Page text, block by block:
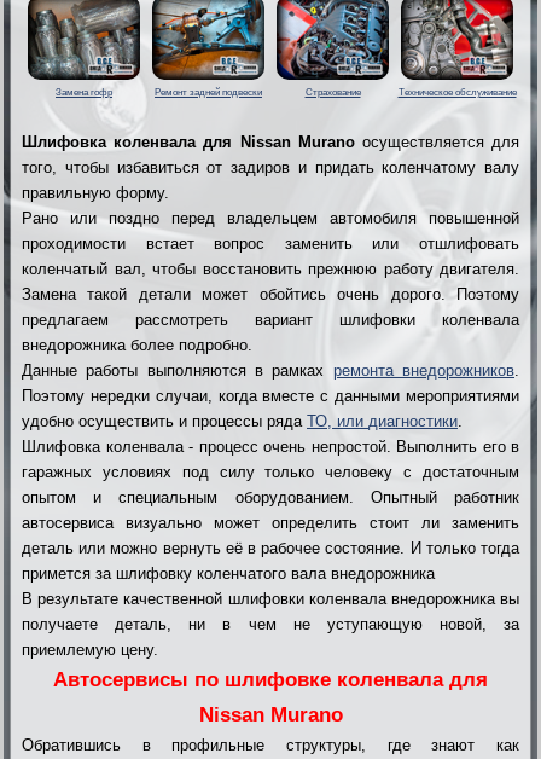
Замена гофр Ремонт задней подвески Страхование Техническое обслуживание
Шлифовка коленвала для Nissan Muranoосуществляется для
того, чтобы избавиться от задиров и придать коленчатому валу
правильную форму.
Рано или поздно перед владельцем автомобиля повышенной
проходимости встает вопрос заменить или отшлифовать
коленчатый вал, чтобы восстановить прежнюю работу двигателя.
Замена такой детали может обойтись очень дорого. Поэтому
предлагаем рассмотреть вариант шлифовки коленвала
внедорожника более подробно.
Данные работы выполняются в рамках ремонта внедорожников
Поэтому нередки случаи, когда вместе с данными мероприятиями
удобно осуществить и процессы ряда ТО, или диагностики
Шлифовка коленвала - процесс очень непростой. Выполнить его в
гаражных условиях под силу только человеку с достаточным
опытом и специальным оборудованием. Опытный работник
автосервиса визуально может определить стоит ли заменить
деталь или можно вернуть её в рабочее состояние. И только тогда
примется за шлифовку коленчатого вала внедорожника
В результате качественной шлифовки коленвала внедорожника вы
получаете деталь, ни в чем не уступающую новой, за
приемлемую цену.
Автосервисы по шлифовке коленвала для
Nissan Murano
Обратившись в профильные структуры, где знают как